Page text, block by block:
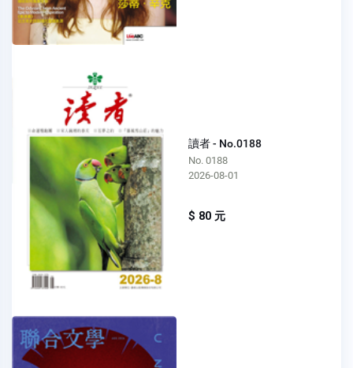
讀者 - No.0188
No. 0188
2026-08-01
$ 80 元